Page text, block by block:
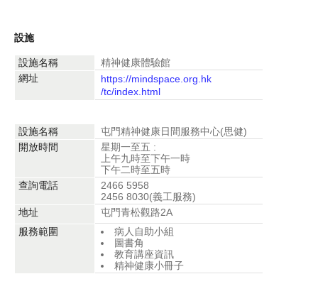
設施
設施名稱
精神健康體驗館
網址
https://mindspace.org.hk
/tc/index.html
設施名稱
屯門精神健康日間服務中心(思健)
開放時間
星期一至五 :
上午九時至下午一時
下午二時至五時
查詢電話
2466 5958
2456 8030(義工服務)
地址
屯門青松觀路2A
服務範圍
病人自助小組
圖書角
教育講座資訊
精神健康小冊子